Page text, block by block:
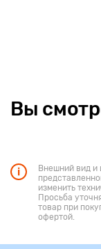
Вы
Внешний вид и
изменить
Просьба
товар при
офертой.